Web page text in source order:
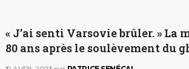
« J’ai senti Varsovie brûler. »
80 ans après le soulèvement du